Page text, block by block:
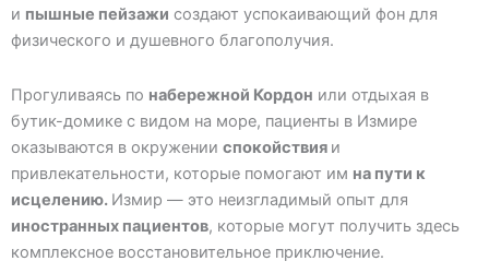
и пышные пейзажи создают успокаивающий фон для
физического и душевного благополучия.
Прогуливаясь по набережной Кордон или отдыхая в
бутик-домике с видом на море, пациенты в Измире
оказываются в окружении спокойствия и
привлекательности, которые помогают им на пути к
исцелению. Измир — это неизгладимый опыт для
иностранных пациентов, которые могут получить здесь
комплексное восстановительное приключение.